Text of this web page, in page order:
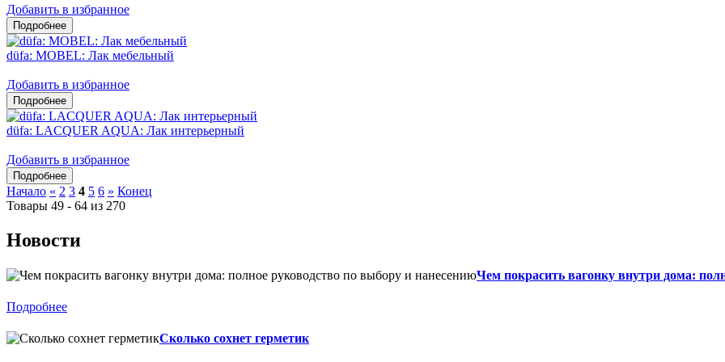
Добавить в избранное
düfa: MOBEL: Лак мебельный
Добавить в избранное
düfa: LACQUER AQUA: Лак интерьерный
Добавить в избранное
Начало « 2 3 4 5 6 » Конец
Товары 49 - 64 из 270
Новости
Чем покрасить вагонку внутри дома:
Подробнее
Сколько сохнет герметик